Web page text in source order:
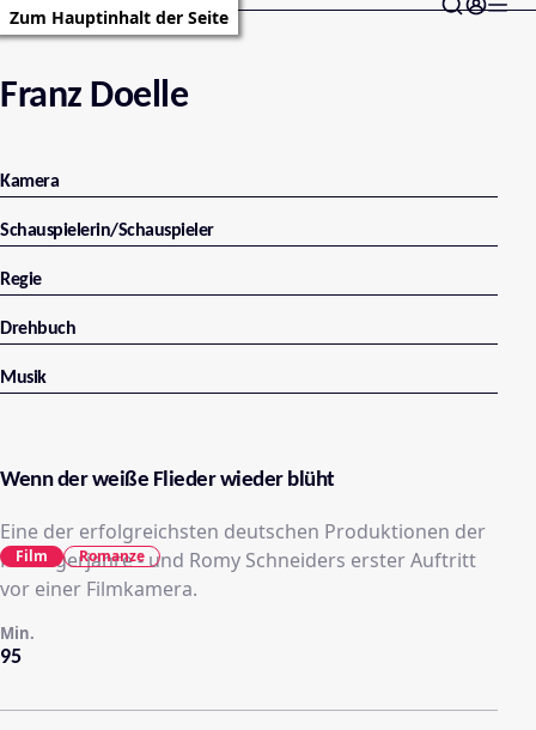
Zum Hauptinhalt der Seite
Franz Doelle
Kamera
Schauspielerin/Schauspieler
Regie
Drehbuch
Musik
Wenn der weiße Flieder wieder blüht
Eine der erfolgreichsten deutschen Produktionen der
Fünfzigerjahre - und Romy Schneiders erster Auftritt
vor einer Filmkamera.
95
Min.
Film Romanze